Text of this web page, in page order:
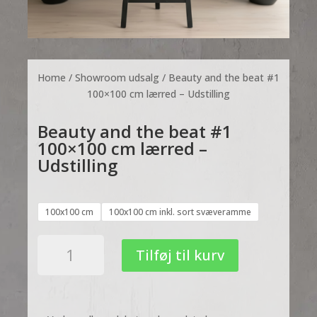
Home / Showroom udsalg/ Beauty and the beat #1
100×100 cm lærred – Udstilling
Beauty and the beat #1
100×100 cm lærred –
Udstilling
100x100 cm 100x100 cm inkl. sort svæveramme
Tilføj til kurv